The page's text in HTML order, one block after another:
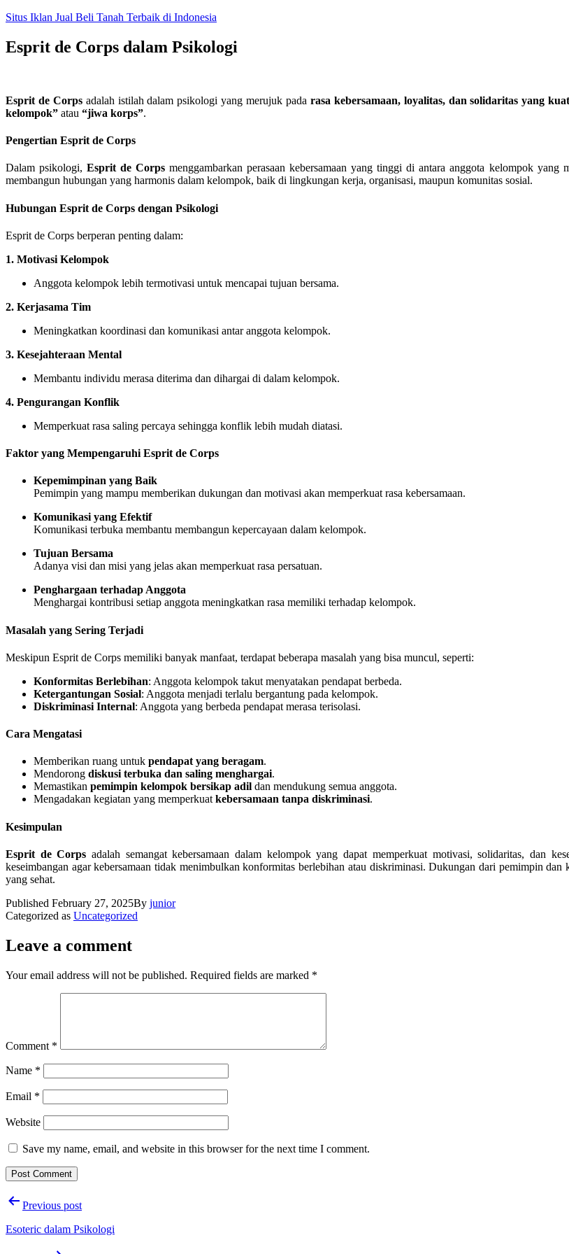
Skip
content
Situs Iklan Jual Beli Tanah Terbaik di Indonesia
Esprit de Corps dalam Psikologi
Esprit de Corpsadalah istilah dalam psikologi yang merujuk pada rasa kebersamaan, loyalitas, dan solidaritas yang
kelompok” atau “jiwa korps”.
Pengertian Esprit de Corps
Dalam psikologi,Esprit de Corps menggambarkan perasaan kebersamaan yang tinggi di antara anggota kelompok
membangun hubungan yang harmonis dalam kelompok, baik di lingkungan kerja, organisasi, maupun komunitas sosial.
Hubungan Esprit de Corps dengan Psikologi
Esprit de Corps berperan penting dalam:
1. Motivasi Kelompok
Anggota kelompok lebih termotivasi untuk mencapai tujuan bersama.
2. Kerjasama Tim
Meningkatkan koordinasi dan komunikasi antar anggota kelompok.
3. Kesejahteraan Mental
Membantu individu merasa diterima dan dihargai di dalam kelompok.
4. Pengurangan Konflik
Memperkuat rasa saling percaya sehingga konflik lebih mudah diatasi.
Faktor yang Mempengaruhi Esprit de Corps
Kepemimpinan yang Baik
Pemimpin yang mampu memberikan dukungan dan motivasi akan memperkuat rasa kebersamaan.
Komunikasi yang Efektif
Komunikasi terbuka membantu membangun kepercayaan dalam kelompok.
Tujuan Bersama
Adanya visi dan misi yang jelas akan memperkuat rasa persatuan.
Penghargaan terhadap Anggota
Menghargai kontribusi setiap anggota meningkatkan rasa memiliki terhadap kelompok.
Masalah yang Sering Terjadi
Meskipun Esprit de Corps memiliki banyak manfaat, terdapat beberapa masalah yang bisa muncul, seperti:
Konformitas Berlebihan: Anggota kelompok takut menyatakan pendapat berbeda.
Ketergantungan Sosial: Anggota menjadi terlalu bergantung pada kelompok.
Diskriminasi Internal: Anggota yang berbeda pendapat merasa terisolasi.
Cara Mengatasi
Memberikan ruang untuk pendapat yang beragam.
Mendorong diskusi terbuka dan saling menghargai.
Memastikan pemimpin kelompok bersikap adil dan mendukung semua anggota.
Mengadakan kegiatan yang memperkuatkebersamaan tanpa diskriminasi.
Kesimpulan
Esprit de Corps adalah semangat kebersamaan dalam kelompok yang dapat memperkuat motivasi, solidaritas, dan
keseimbangan agar kebersamaan tidak menimbulkan konformitas berlebihan atau diskriminasi. Dukungan dari pemimpin
yang sehat.
Published February 27, 2025By junior
Categorized as Uncategorized
Leave a comment
Your email address will not be published. Required fields are marked *
Comment *
Name *
Email *
Website
Save my name, email, and website in this browser for the next time I comment.
PostPrevious post
Esoteric dalam Psikologi